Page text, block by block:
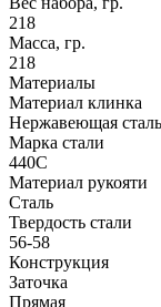
218
Масса, гр.
218
Материалы
Материал клинка
Нержавеющая сталь
Марка стали
440C
Материал рукояти
Сталь
Твердость стали
56-58
Конструкция
Заточка
Прямая